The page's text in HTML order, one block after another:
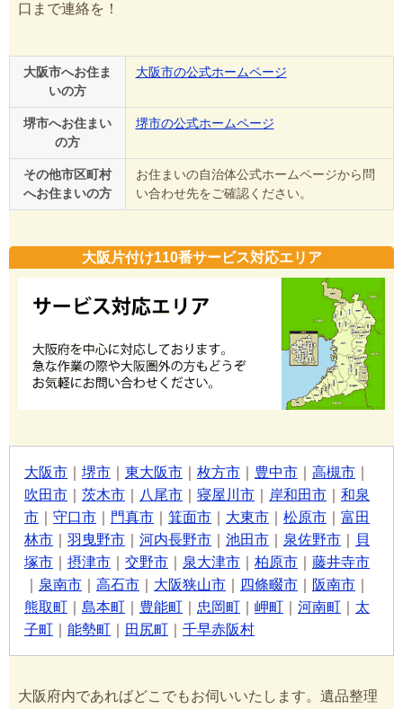
口まで連絡を！
大阪市へお住ま
いの方
大阪市の公式ホームページ
堺市へお住まい
の方
堺市の公式ホームページ
その他市区町村
へお住まいの方
お住まいの自治体公式ホームページから問
い合わせ先をご確認ください。
大阪片付け110番サービス対応エリア
大阪市 堺市 東大阪市 枚方市 豊中市 高槻市
吹田市
茨木市 八尾市 寝屋川市 岸和田市
和泉
市
守口市 門真市 箕面市 大東市 松原市
富田
林市
羽曳野市 河内長野市 池田市 泉佐野市
貝
塚市
摂津市 交野市 泉大津市 柏原市
藤井寺市
泉南市 高石市 大阪狭山市 四條畷市 阪南市
熊取町
島本町 豊能町 忠岡町 岬町 河南町
太
子町
能勢町 田尻町 千早赤阪村
大阪府内であればどこでもお伺いいたします。遺品整理